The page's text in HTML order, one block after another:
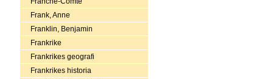
Frank, Anne
Franklin, Benjamin
Frankrike
Frankrikes geografi
Frankrikes historia